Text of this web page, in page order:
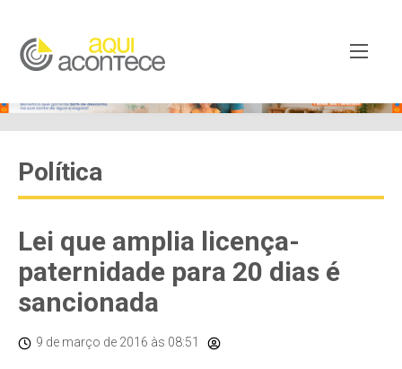
Política
Lei que amplia licença-
paternidade para 20 dias é
sancionada
9 de março de 2016 às 08:51